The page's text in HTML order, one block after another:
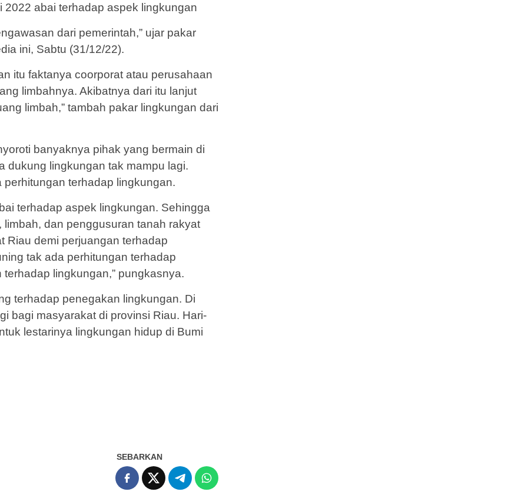
abai terhadap aspek lingkungan
dari pemerintah,” ujar pakar
ini, Sabtu (31/12/22).
itu faktanya coorporat atau perusahaan
limbahnya. Akibatnya dari itu lanjut
limbah,” tambah pakar lingkungan dari
banyaknya pihak yang bermain di
dukung lingkungan tak mampu lagi.
terhadap lingkungan.
terhadap aspek lingkungan. Sehingga
dan penggusuran tanah rakyat
Riau demi perjuangan terhadap
tak ada perhitungan terhadap
lingkungan,” pungkasnya.
terhadap penegakan lingkungan. Di
bagi masyarakat di provinsi Riau. Hari-
lestarinya lingkungan hidup di Bumi
SEBARKAN